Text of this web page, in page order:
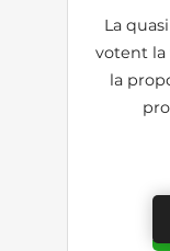
La
votent la
la